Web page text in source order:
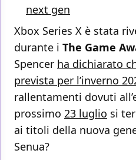
next gen
Xbox Series X è stata
durante i The Game
Spencer ha dichiarato
prevista per l’inverno
rallentamenti dovuti
prossimo 23 luglio si
ai titoli della nuova
Senua?